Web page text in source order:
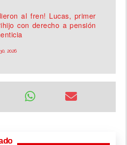
al fren! Lucas, primer
con derecho a pensión
2026